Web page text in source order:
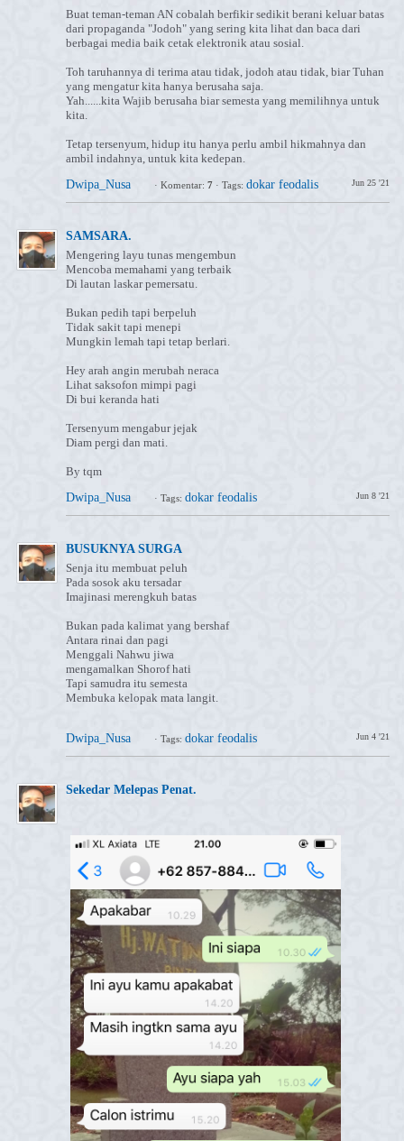
Buat teman-teman AN cobalah berfikir sedikit berani keluar batas
dari propaganda "Jodoh" yang sering kita lihat dan baca dari
berbagai media baik cetak elektronik atau sosial.
Toh taruhannya di terima atau tidak, jodoh atau tidak, biar Tuhan
yang mengatur kita hanya berusaha saja.
Yah......kita Wajib berusaha biar semesta yang memilihnya untuk
kita.
Tetap tersenyum, hidup itu hanya perlu ambil hikmahnya dan
ambil indahnya, untuk kita kedepan.
Dwipa_Nusa
Jun 25 '21
· Komentar: 7 · Tags: dokar feodalis
SAMSARA.
Mengering layu tunas mengembun
Mencoba memahami yang terbaik
Di lautan laskar pemersatu.
Bukan pedih tapi berpeluh
Tidak sakit tapi menepi
Mungkin lemah tapi tetap berlari.
Hey arah angin merubah neraca
Lihat saksofon mimpi pagi
Di bui keranda hati
Tersenyum mengabur jejak
Diam pergi dan mati.
By tqm
Dwipa_Nusa
Jun 8 '21
· Tags: dokar feodalis
BUSUKNYA SURGA
Senja itu membuat peluh
Pada sosok aku tersadar
Imajinasi merengkuh batas
Bukan pada kalimat yang bershaf
Antara rinai dan pagi
Menggali Nahwu jiwa
mengamalkan Shorof hati
Tapi samudra itu semesta
Membuka kelopak mata langit.
Dwipa_Nusa Jun 4 '21
· Tags: dokar feodalis
⁣Sekedar Melepas Penat.